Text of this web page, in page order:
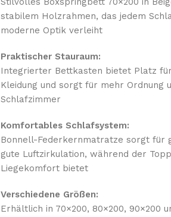
stabilem Holzrahmen, das jedem
moderne Optik verleiht
Praktischer Stauraum:
Integrierter Bettkasten bietet Platz
Kleidung und sorgt für mehr Ordnung
Schlafzimmer
Komfortables Schlafsystem:
Bonnell-Federkernmatratze sorgt für
gute Luftzirkulation, während der
Liegekomfort bietet
Verschiedene Größen:
Erhältlich in 70×200, 80×200, 90×200